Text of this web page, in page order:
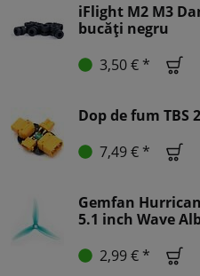
iFlight M2 M3
bucăți negru
3,50 € *
Dop de fum TBS
7,49 € *
Gemfan
5.1 inch Wave
2,99 € *